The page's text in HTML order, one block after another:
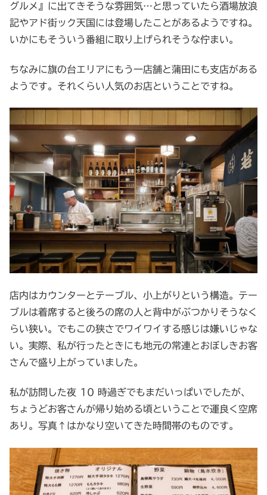
グルメ』に出てきそうな雰囲気…と思っていたら酒場放浪
記やアド街ック天国には登場したことがあるようですね。
いかにもそういう番組に取り上げられそうな佇まい。
ちなみに旗の台エリアにもう一店舗と蒲田にも支店がある
ようです。それくらい人気のお店ということですね。
店内はカウンターとテーブル、小上がりという構造。テー
ブルは着席すると後ろの席の人と背中がぶつかりそうなく
らい狭い。でもこの狭さでワイワイする感じは嫌いじゃな
い。実際、私が行ったときにも地元の常連とおぼしきお客
さんで盛り上がっていました。
私が訪問した夜 10 時過ぎでもまだいっぱいでしたが、
ちょうどお客さんが帰り始める頃ということで運良く空席
あり。写真↑はかなり空いてきた時間帯のものです。